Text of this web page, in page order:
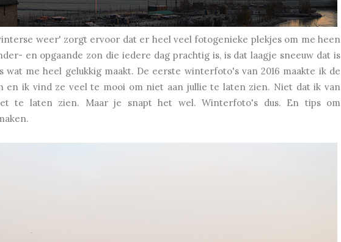
weer' zorgt ervoor dat er heel veel fotogenieke plekjes om me heen
en opgaande zon die iedere dag prachtig is, is dat laagje sneeuw dat is
wat me heel gelukkig maakt. De eerste winterfoto's van 2016 maakte ik de
en ik vind ze veel te mooi om niet aan jullie te laten zien. Niet dat ik van
te laten zien. Maar je snapt het wel. Winterfoto's dus. En tips om